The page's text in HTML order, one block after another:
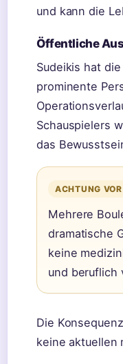
und kann die
Öffentliche
Sudeikis hat
prominente
Schauspielers
das
ACHTUNG
Mehrere
dramatische
keine
und beruflich
Die
keine aktuellen